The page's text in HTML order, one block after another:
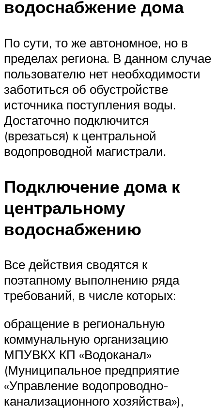
водоснабжение дома
По сути, то же автономное, но в
пределах региона. В данном случае
пользователю нет необходимости
заботиться об обустройстве
источника поступления воды.
Достаточно подключится
(врезаться) к центральной
водопроводной магистрали.
Подключение дома к
центральному
водоснабжению
Все действия сводятся к
поэтапному выполнению ряда
требований, в числе которых:
обращение в региональную
коммунальную организацию
МПУВКХ КП «Водоканал»
(Муниципальное предприятие
«Управление водопроводно-
канализационного хозяйства»),